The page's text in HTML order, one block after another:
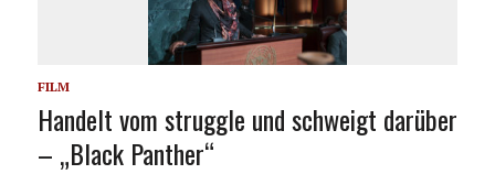
FILM
Handelt vom struggle und schweigt darüber
– „Black Panther“